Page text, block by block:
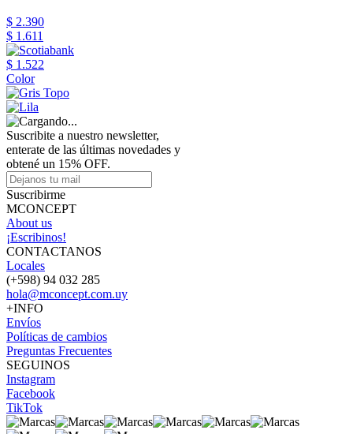
$ 2.390
$ 1.611
$ 1.522
Color
Suscribite a nuestro newsletter,
enterate de las últimas novedades y
obtené un 15% OFF.
Suscribirme
MCONCEPT
About us
¡Escribinos!
CONTACTANOS
Locales
(+598) 94 032 285
hola@mconcept.com.uy
+INFO
Envíos
Políticas de cambios
Preguntas Frecuentes
SEGUINOS
Instagram
Facebook
TikTok